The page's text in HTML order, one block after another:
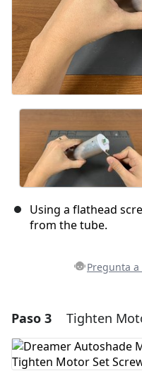
Using a flathead
from the tube.
Pregunta a
Agregar
Paso 3 Tighten